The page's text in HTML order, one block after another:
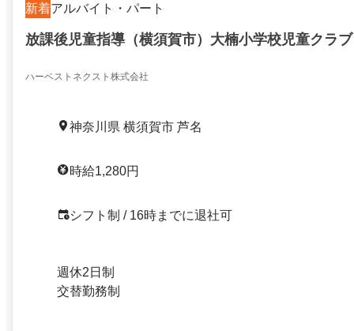
新着アルバイト・パート
放課後児童指導（横須賀市）大楠小学校児童クラ
ハーベストネクスト株式会社
神奈川県 横須賀市 芦名
時給1,280円
シフト制 / 16時までに退社可
週休2日制
交替勤務制